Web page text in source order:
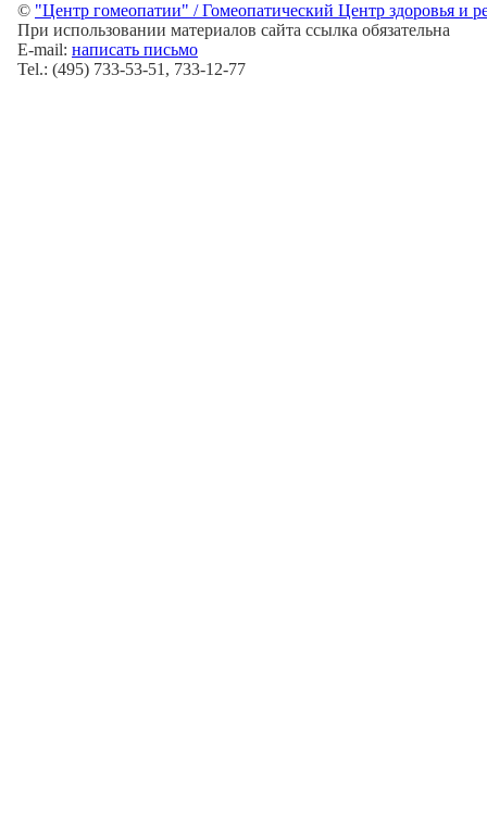
© "Центр гомеопатии" / Гомеопатический Центр здоровья и
При использовании материалов сайта ссылка обязательна
E-mail: написать письмо
Tel.: (495) 733-53-51, 733-12-77